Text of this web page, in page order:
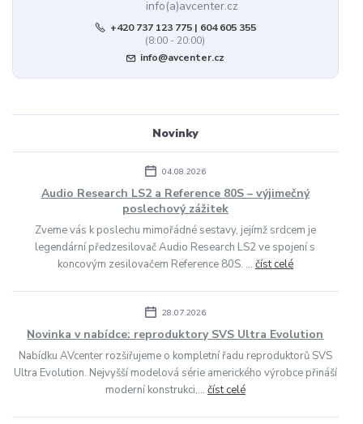
+420 737 123 775 | 604 605 355
(8:00 - 20:00)
info@avcenter.cz
Novinky
04.08.2026
Audio Research LS2 a Reference 80S – výjimečný
poslechový zážitek
Zveme vás k poslechu mimořádné sestavy, jejímž srdcem je
legendární předzesilovač Audio Research LS2 ve spojení s
koncovým zesilovačem Reference 80S. ... číst celé
28.07.2026
Novinka v nabídce: reproduktory SVS Ultra Evolution
Nabídku AVcenter rozšiřujeme o kompletní řadu reproduktorů SVS
Ultra Evolution. Nejvyšší modelová série amerického výrobce přináší
moderní konstrukci,... číst celé